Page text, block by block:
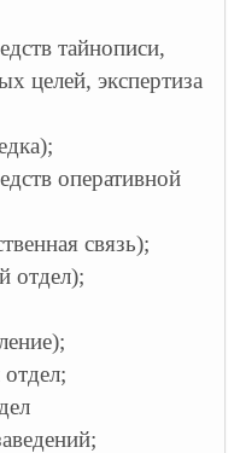
тайнописи,
целей, экспертиза
оперативной
связь);
отдел);